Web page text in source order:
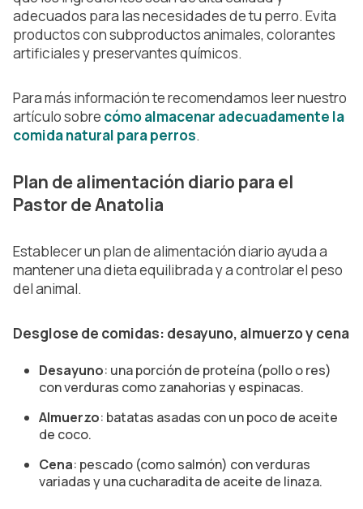
adecuados para las necesidades de tu perro. Evita
productos con subproductos animales, colorantes
artificiales y preservantes químicos.
Para más información te recomendamos leer nuestro
artículo sobre cómo almacenar adecuadamente la
comida natural para perros.
Plan de alimentación diario para el
Pastor de Anatolia
Establecer un plan de alimentación diario ayuda a
mantener una dieta equilibrada y a controlar el peso
del animal.
Desglose de comidas: desayuno, almuerzo y cena
Desayuno: una porción de proteína (pollo o res)
con verduras como zanahorias y espinacas.
Almuerzo: batatas asadas con un poco de aceite
de coco.
Cena: pescado (como salmón) con verduras
variadas y una cucharadita de aceite de linaza.